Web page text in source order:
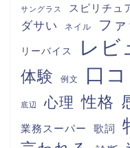
サングラス スピリチュ
ダサい
ネイル フ
リーバイス レビ
体験 例文 口コ
底辺 心理 性格
業務スーパー 歌詞